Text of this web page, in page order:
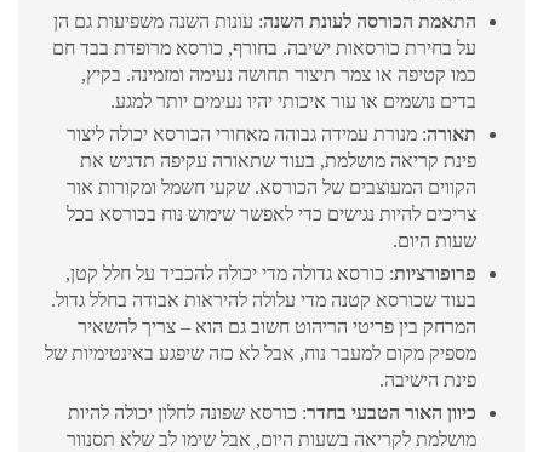
התאמת הכורסה לעונת השנה: עונות השנה משפיעות גם הן
על בחירת כורסאות ישיבה. בחורף, כורסא מרופדת בבד חם
כמו קטיפה או צמר תיצור תחושה נעימה ומזמינה. בקיץ,
בדים נושמים או עור איכותי יהיו נעימים יותר למגע.
תאורה: מנורת עמידה גבוהה מאחורי הכורסא יכולה ליצור
פינת קריאה מושלמת, בעוד שתאורה עקיפה תדגיש את
הקווים המעוצבים של הכורסא. שקעי חשמל ומקורות אור
צריכים להיות נגישים כדי לאפשר שימוש נוח בכורסא בכל
שעות היום.
פרופורציות: כורסא גדולה מדי יכולה להכביד על חלל קטן,
בעוד שכורסא קטנה מדי עלולה להיראות אבודה בחלל גדול.
המרחק בין פריטי הריהוט חשוב גם הוא – צריך להשאיר
מספיק מקום למעבר נוח, אבל לא כזה שיפגע באינטימיות של
פינת הישיבה.
כיוון האור הטבעי בחדר: כורסא שפונה לחלון יכולה להיות
מושלמת לקריאה בשעות היום, אבל שימו לב שלא תסנוור